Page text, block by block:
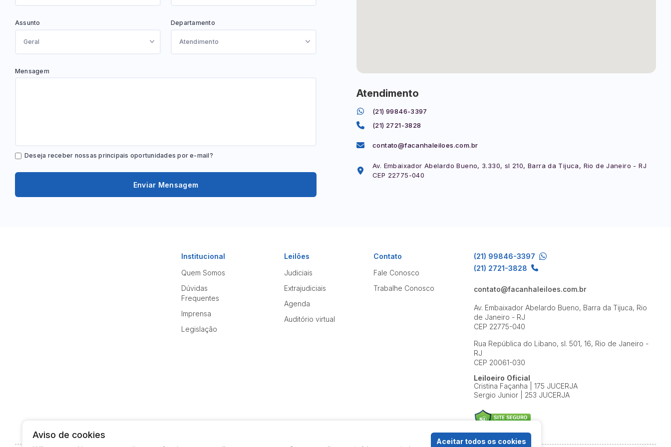
Atendimento
(21) 99846-3397
(21) 2721-3828
contato@facanhaleiloes.com.br
Av. Embaixador Abelardo Bueno, 3.330, sl 210, Barra da Tijuca, Rio de Janeiro - RJ
CEP 22775-040
Assunto Departamento
Mensagem
Deseja receber nossas principais oportunidades por e-mail?
Enviar Mensagem
Institucional
Quem Somos
Dúvidas
Frequentes
Imprensa
Legislação
Leilões
Judiciais
Extrajudiciais
Agenda
Auditório virtual
Contato
Fale Conosco
Trabalhe Conosco
(21) 99846-3397
(21) 2721-3828
contato@facanhaleiloes.com.br
Av. Embaixador Abelardo Bueno, Barra da Tijuca, Rio
de Janeiro - RJ
CEP 22775-040
Rua República do Libano, sl. 501, 16, Rio de Janeiro -
RJ
CEP 20061-030
Leiloeiro Oficial
Cristina Façanha | 175 JUCERJA
Sergio Junior | 253 JUCERJA
Aviso de cookies
Aceitar todos os cookies